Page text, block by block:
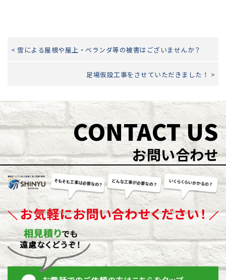
< 雪による屋根や屋上・ベランダ等の被害はございませんか？
足場仮設工事をさせていただきました！ >
CONTACT US
お問い合わせ